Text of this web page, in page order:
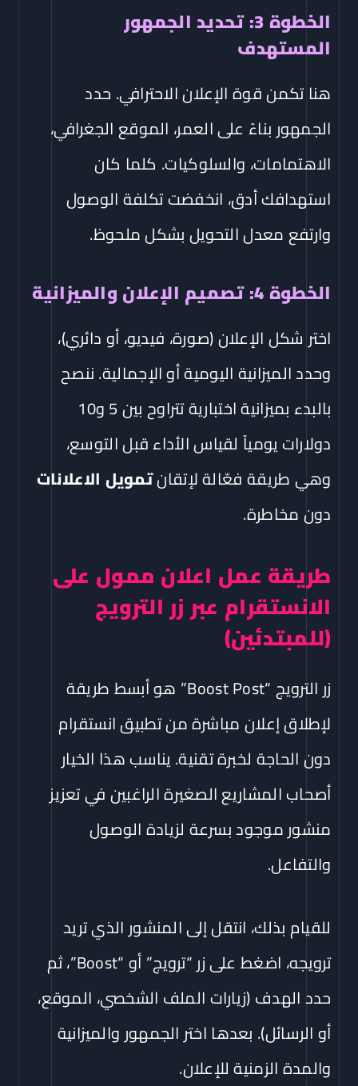
الخطوة 3: تحديد الجمهور
المستهدف
هنا تكمن قوة الإعلان الاحترافي. حدد
الجمهور بناءً على العمر، الموقع الجغرافي،
الاهتمامات، والسلوكيات. كلما كان
استهدافك أدق، انخفضت تكلفة الوصول
وارتفع معدل التحويل بشكل ملحوظ.
الخطوة 4: تصميم الإعلان والميزانية
اختر شكل الإعلان (صورة، فيديو، أو دائري)،
وحدد الميزانية اليومية أو الإجمالية. ننصح
بالبدء بميزانية اختبارية تتراوح بين 5 و10
دولارات يومياً لقياس الأداء قبل التوسع،
وهي طريقة فعّالة لإتقانتمويل الاعلانات
دون مخاطرة.
طريقة عمل اعلان ممول على
الانستقرام عبر زر الترويج
(للمبتدئين)
زر الترويج “Boost Post” هو أبسط طريقة
لإطلاق إعلان مباشرة من تطبيق انستقرام
دون الحاجة لخبرة تقنية. يناسب هذا الخيار
أصحاب المشاريع الصغيرة الراغبين في تعزيز
منشور موجود بسرعة لزيادة الوصول
والتفاعل.
للقيام بذلك، انتقل إلى المنشور الذي تريد
ترويجه، اضغط على زر “ترويج” أو “Boost”، ثم
حدد الهدف (زيارات الملف الشخصي، الموقع،
أو الرسائل). بعدها اختر الجمهور والميزانية
والمدة الزمنية للإعلان.